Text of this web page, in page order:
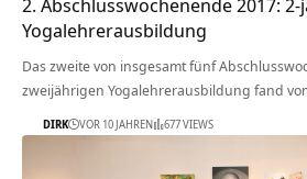
2. Abschlusswochenende 2017:
Yogalehrerausbildung
Das zweite von insgesamt fünf
zweijährigen Yogalehrerausbildung fand
DIRK VOR 10 JAHREN 677 VIEWS